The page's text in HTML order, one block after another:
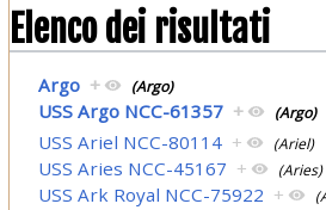
Elenco dei risultati
Argo + (Argo)
USS Argo NCC-61357 + (Argo)
USS Ariel NCC-80114 + (Ariel)
USS Aries NCC-45167 + (Aries)
USS Ark Royal NCC-75922 +